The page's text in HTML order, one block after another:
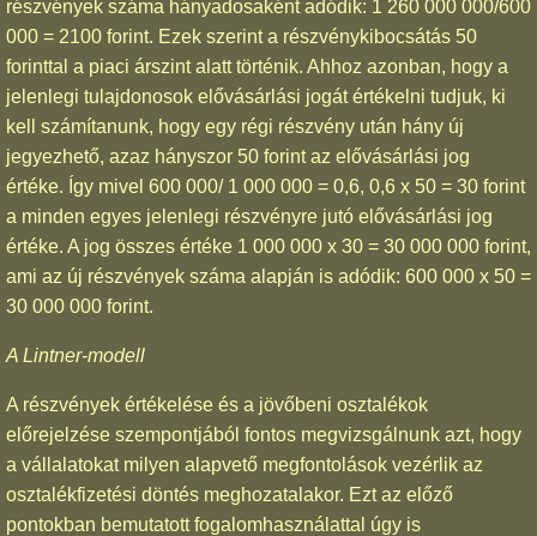
részvények száma hányadosaként adódik: 1 260 000 000/600
000 = 2100 forint. Ezek szerint a részvénykibocsátás 50
forinttal a piaci árszint alatt történik. Ahhoz azonban, hogy a
jelenlegi tulajdonosok elővásárlási jogát értékelni tudjuk, ki
kell számítanunk, hogy egy régi részvény után hány új
jegyezhető, azaz hányszor 50 forint az elővásárlási jog
értéke. Így mivel 600 000/ 1 000 000 = 0,6, 0,6 x 50 = 30 forint
a minden egyes jelenlegi részvényre jutó elővásárlási jog
értéke. A jog összes értéke 1 000 000 x 30 = 30 000 000 forint,
ami az új részvények száma alapján is adódik: 600 000 x 50 =
30 000 000 forint.
A Lintner-modell
A részvények értékelése és a jövőbeni osztalékok
előrejelzése szempontjából fontos megvizsgálnunk azt, hogy
a vállalatokat milyen alapvető megfontolások vezérlik az
osztalékfizetési döntés meghozatalakor. Ezt az előző
pontokban bemutatott fogalomhasználattal úgy is